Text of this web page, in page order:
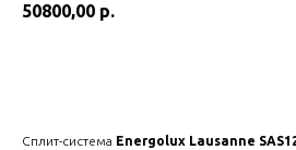
50800,00 р.
Сплит-система Energolux Lausanne